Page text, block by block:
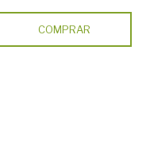
COMPRAR